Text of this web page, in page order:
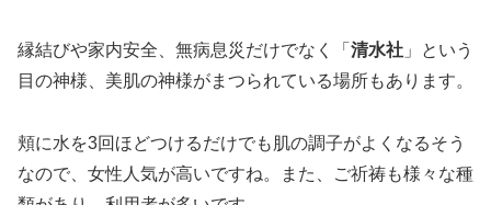
縁結びや家内安全、無病息災だけでなく「 清水社 」という
目の神様、美肌の神様がまつられている場所もあります。
頬に水を3回ほどつけるだけでも肌の調子がよくなるそう
なので、女性人気が高いですね。また、ご祈祷も様々な種